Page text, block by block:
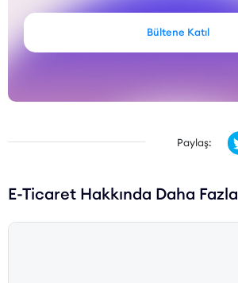
Bültene Katıl
Paylaş:
E-Ticaret Hakkında Daha Fazla